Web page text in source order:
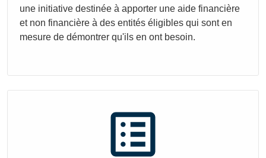
une initiative destinée à apporter une aide financière
et non financière à des entités éligibles qui sont en
mesure de démontrer qu'ils en ont besoin.